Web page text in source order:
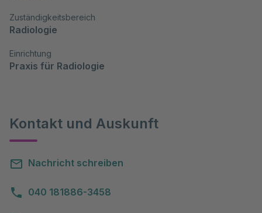
Zuständigkeitsbereich
Radiologie
Einrichtung
Praxis für Radiologie
Kontakt und Auskunft
Nachricht schreiben
040 181886-3458